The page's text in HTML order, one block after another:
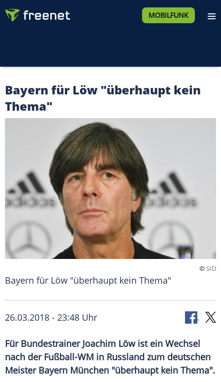
MOBILFUNK
Bayern für Löw "überhaupt kein
Thema"
©SID
Bayern für Löw "überhaupt kein Thema"
26.03.2018 - 23:48 Uhr
Für Bundestrainer Joachim Löw ist ein Wechsel
nach der Fußball-WM in Russland zum deutschen
Meister Bayern München "überhaupt kein Thema".